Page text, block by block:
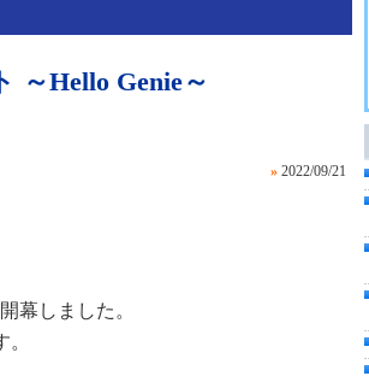
～Hello Genie～
» 2022/09/21
幕しました。